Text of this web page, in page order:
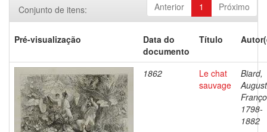
Anterior 1 Próximo
Conjunto de itens:
Pré-visualização
Data do
documento
Título
1862
Le chat
sauvage
Biard,
1798-
1882